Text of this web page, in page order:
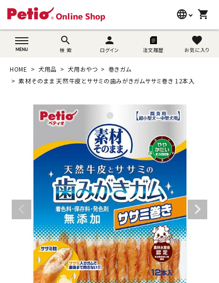
language
wovn-lang-name
shopping_cart
search
検 索
person
ログイン 注文履歴
favorite
お気に入り
search
猫用品
うさぎ用品
ブランド別に探す
目的別に探す
SNS
ご利用案内
ACCOUNT MENU
ようこそ ゲスト 様
ログイン person 新規会員登録
HOME 犬用品 犬用おやつ
巻きガム
素材そのまま 天然牛皮とササミの歯みがきガムササミ巻き 12本入